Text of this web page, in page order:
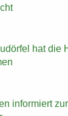
hat die
in­for­miert